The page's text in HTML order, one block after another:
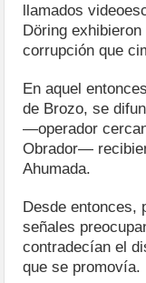
llamados
Döring
corrupción que
En aquel
de Brozo, se
—operador
Obrador—
Ahumada.
Desde entonces,
señales
contradecían el
que se promovía.